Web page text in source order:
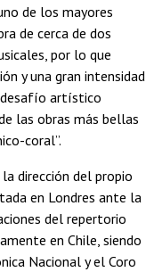
de los mayores
de cerca de dos
por lo que
y una gran intensidad
artístico
las obras más bellas
coral”.
dirección del propio
en Londres ante la
del repertorio
en Chile, siendo
Nacional y el Coro